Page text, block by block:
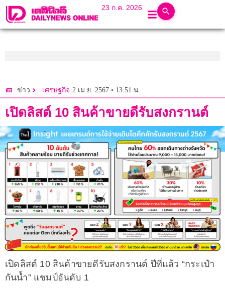
23 ก.ค. 2026
ข่าว เศรษฐกิจ 2 เม.ย. 2567 • 13:51 น.
เปิดลิสต์ 10 สินค้าขายดีรับสงกรานต์
เปิดลิสต์ 10 สินค้าขายดีรับสงกรานต์ ปีที่แล้ว “กระเป๋า
กันน้ำ” แชมป์อันดับ 1